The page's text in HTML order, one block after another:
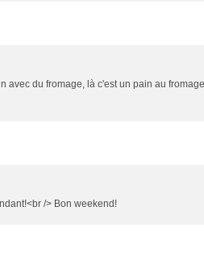
avec du fromage, là c'est un pain au
/> Bon weekend!